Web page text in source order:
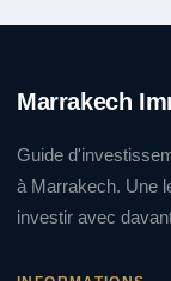
Marrakech
Guide
à Marrakech. Une
investir avec